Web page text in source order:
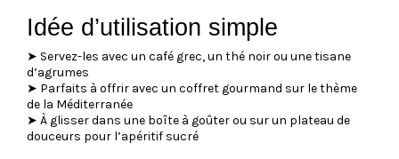
Idée d’utilisation simple
➤ Servez-les avec un café grec, un thé noir ou une tisane
d’agrumes
➤ Parfaits à offrir avec un coffret gourmand sur le thème
de la Méditerranée
➤ À glisser dans une boîte à goûter ou sur un plateau de
douceurs pour l’apéritif sucré